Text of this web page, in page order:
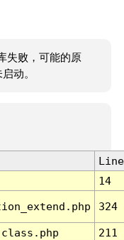
失败，可能的原
动。
Line
14
324
211